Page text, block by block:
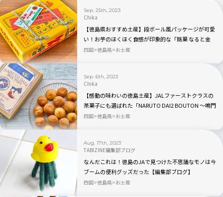
Sep. 25th, 2023
Chika
【徳島県おすすめ土産】段ボール風パッケージが可愛
い！お芋のほくほく食感が印象的な「銘菓 なると金
時」
四国 徳島県 お土産
Sep. 6th, 2023
Chika
【感動の味わいの徳島土産】JALファーストクラスの
茶菓子にも選ばれた「NARUTO DAI2 BOUTON ～鳴門
第2ボタン～」
四国 徳島県 お土産
Aug. 17th, 2023
TABIZINE編集部ブログ
なんだこれは！徳島のJAで見つけた不思議なモノは今
ブームの便利グッズだった【編集部ブログ】
四国 徳島県 お土産